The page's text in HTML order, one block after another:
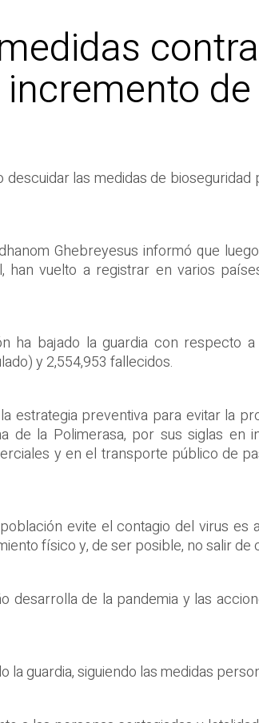
las medidas de
Ghebreyesus informó que
vuelto a registrar en varios
bajado la guardia con respecto
y 2,554,953 fallecidos.
estrategia preventiva para evitar la
de la Polimerasa, por sus siglas en
y en el transporte público de
evite el contagio del virus es
físico y, de ser posible, no salir de
desarrolla de la pandemia y las
guardia, siguiendo las medidas